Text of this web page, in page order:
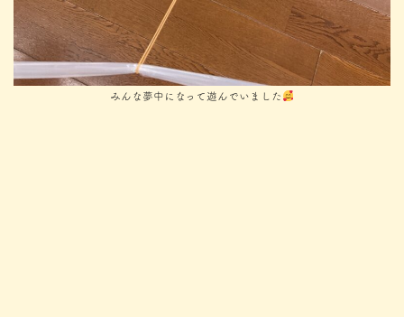
みんな夢中になって遊んでいました